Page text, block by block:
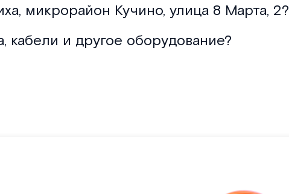
микрорайон Кучино, улица 8 Марта, 2?
и другое оборудование?